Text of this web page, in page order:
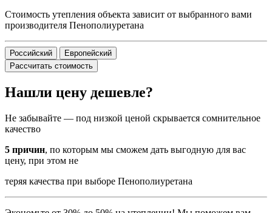
Стоимость утепления объекта зависит от выбранного вами
производителя Пенополиуретана
Российский
Европейский
Рассчитать стоимость
Нашли цену дешевле?
Не забывайте — под низкой ценой скрывается сомнительное
качество
5 причин, по которым мы сможем дать выгодную для вас
цену, при этом не
теряя качества при выборе Пенополиуретана